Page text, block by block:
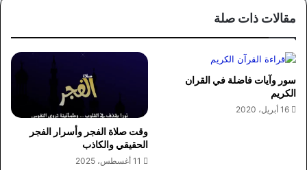
مقالات ذات صلة
سور وآيات فاضلة في القران
الكريم
16 أبريل، 2020
وقت صلاة الفجر وأسرار الفجر
الحقيقي والكاذب
11 أغسطس، 2025